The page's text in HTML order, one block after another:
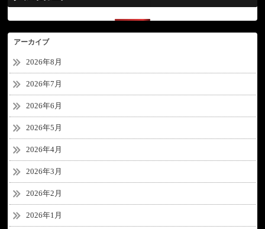
アーカイブ
2026年8月
2026年7月
2026年6月
2026年5月
2026年4月
2026年3月
2026年2月
2026年1月